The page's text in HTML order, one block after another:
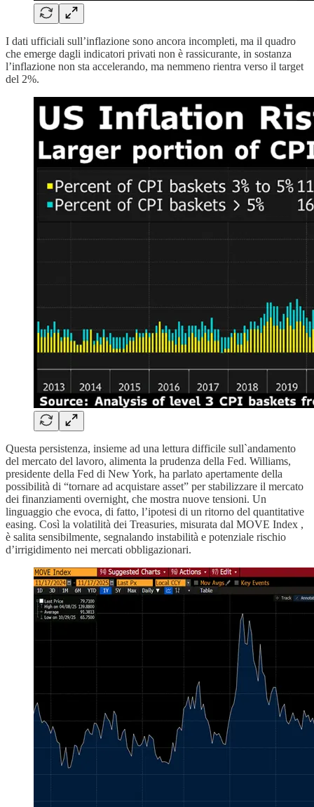
I dati ufficiali sull’inflazione sono ancora incompleti, ma il quadro
che emerge dagli indicatori privati non è rassicurante, in sostanza
l’inflazione non sta accelerando, ma nemmeno rientra verso il target
del 2%.
Questa persistenza, insieme ad una lettura difficile sull`andamento
del mercato del lavoro, alimenta la prudenza della Fed. Williams,
presidente della Fed di New York, ha parlato apertamente della
possibilità di “tornare ad acquistare asset” per stabilizzare il mercato
dei finanziamenti overnight, che mostra nuove tensioni. Un
linguaggio che evoca, di fatto, l’ipotesi di un ritorno del quantitative
easing. Così la volatilità dei Treasuries, misurata dal MOVE Index ,
è salita sensibilmente, segnalando instabilità e potenziale rischio
d’irrigidimento nei mercati obbligazionari.